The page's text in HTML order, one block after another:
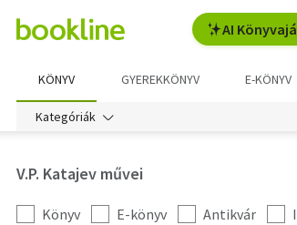
AI
KÖNYV GYEREKKÖNYV E-KÖNYV
Kategóriák
V.P. Katajev művei
Kategória
Könyv E-könyv Antikvár